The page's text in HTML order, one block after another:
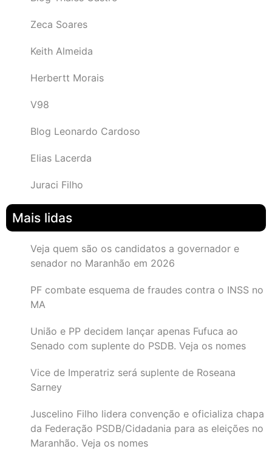
Zeca Soares
Keith Almeida
Herbertt Morais
V98
Blog Leonardo Cardoso
Elias Lacerda
Juraci Filho
Mais lidas
Veja quem são os candidatos a governador e
senador no Maranhão em 2026
PF combate esquema de fraudes contra o INSS no
MA
União e PP decidem lançar apenas Fufuca ao
Senado com suplente do PSDB. Veja os nomes
Vice de Imperatriz será suplente de Roseana
Sarney
Juscelino Filho lidera convenção e oficializa chapa
da Federação PSDB/Cidadania para as eleições no
Maranhão. Veja os nomes